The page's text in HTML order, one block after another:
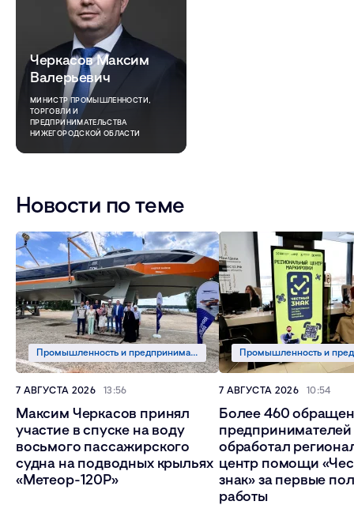
Черкасов Максим
Валерьевич
МИНИСТР ПРОМЫШЛЕННОСТИ,
ТОРГОВЛИ И
ПРЕДПРИНИМАТЕЛЬСТВА
НИЖЕГОРОДСКОЙ ОБЛАСТИ
Новости по теме
Максим Черкасов принял
участие в спуске на воду
восьмого пассажирского
судна на подводных крыльях
«Метеор-120Р»
Промышленность и предпринимательство
7 АВГУСТА 2026 13:56
Более 460
предпринимателей
обработал
центр помощи
знак» за первые
работы
7 АВГУСТА 2026 10:54